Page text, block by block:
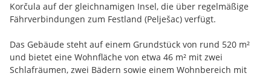
Korčula auf der gleichnamigen Insel, die über regelmäßige
Fährverbindungen zum Festland (Pelješac) verfügt.
Das Gebäude steht auf einem Grundstück von rund 520 m²
und bietet eine Wohnfläche von etwa 46 m² mit zwei
Schlafräumen, zwei Bädern sowie einem Wohnbereich mit